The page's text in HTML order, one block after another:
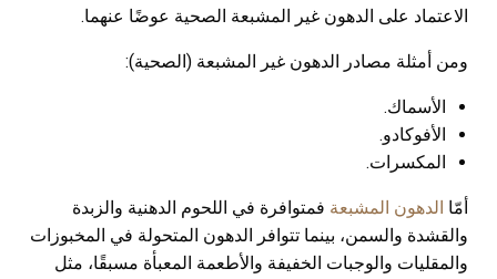
الاعتماد على الدهون غير المشبعة الصحية عوضًا عنهما.
ومن أمثلة مصادر الدهون غير المشبعة (الصحية):
الأسماك.
الأفوكادو.
المكسرات.
أمّا الدهون المشبعة فمتوافرة في اللحوم الدهنية والزبدة
والقشدة والسمن، بينما تتوافر الدهون المتحولة في المخبوزات
والمقليات والوجبات الخفيفة والأطعمة المعبأة مسبقًا، مثل